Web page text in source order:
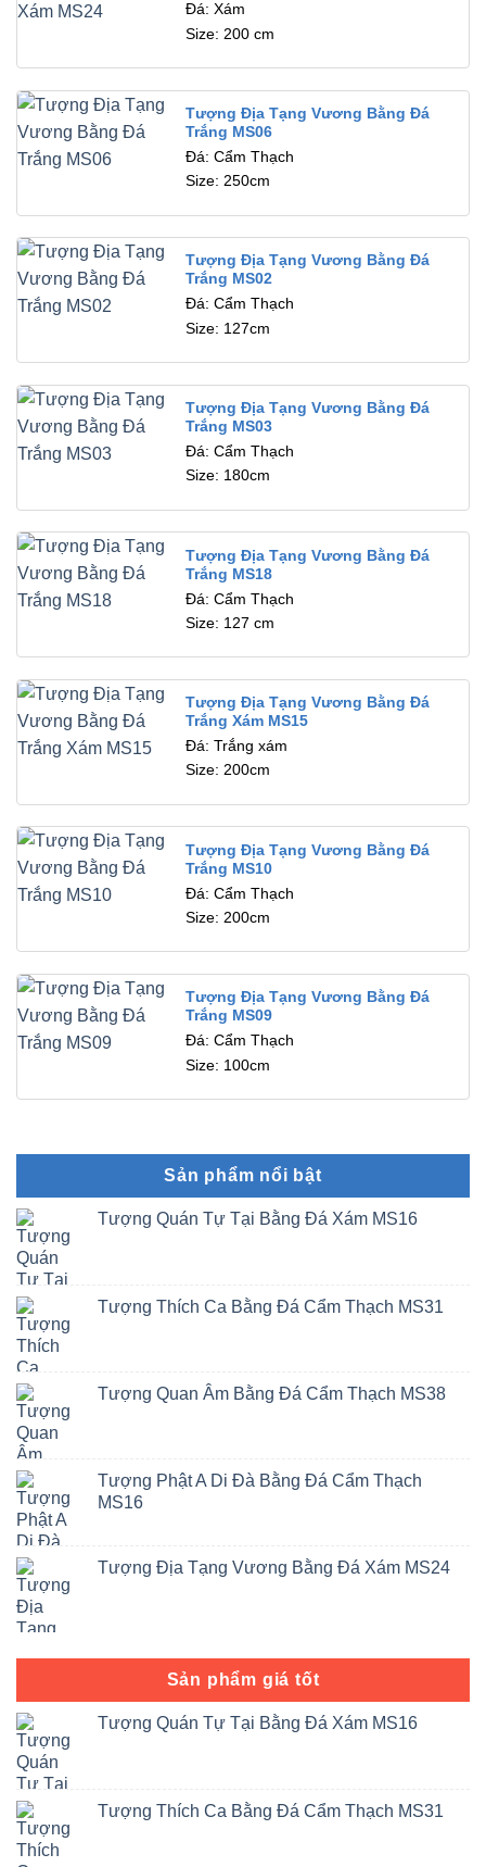
Sản phẩm nổi bật
Tượng Quán Tự Tại Bằng Đá Xám MS16
Tượng Thích Ca Bằng Đá Cẩm Thạch MS31
Tượng Quan Âm Bằng Đá Cẩm Thạch MS38
Tượng Phật A Di Đà Bằng Đá Cẩm Thạch
MS16
Tượng Địa Tạng Vương Bằng Đá Xám MS24
Sản phẩm giá tốt
Tượng Quán Tự Tại Bằng Đá Xám MS16
Tượng Thích Ca Bằng Đá Cẩm Thạch MS31
Đá: Xám
Size: 200 cm
Tượng Địa Tạng Vương Bằng Đá
Trắng MS06
Đá: Cẩm Thạch
Size: 250cm
Tượng Địa Tạng Vương Bằng Đá
Trắng MS02
Đá: Cẩm Thạch
Size: 127cm
Tượng Địa Tạng Vương Bằng Đá
Trắng MS03
Đá: Cẩm Thạch
Size: 180cm
Tượng Địa Tạng Vương Bằng Đá
Trắng MS18
Đá: Cẩm Thạch
Size: 127 cm
Tượng Địa Tạng Vương Bằng Đá
Trắng Xám MS15
Đá: Trắng xám
Size: 200cm
Tượng Địa Tạng Vương Bằng Đá
Trắng MS10
Đá: Cẩm Thạch
Size: 200cm
Tượng Địa Tạng Vương Bằng Đá
Trắng MS09
Đá: Cẩm Thạch
Size: 100cm